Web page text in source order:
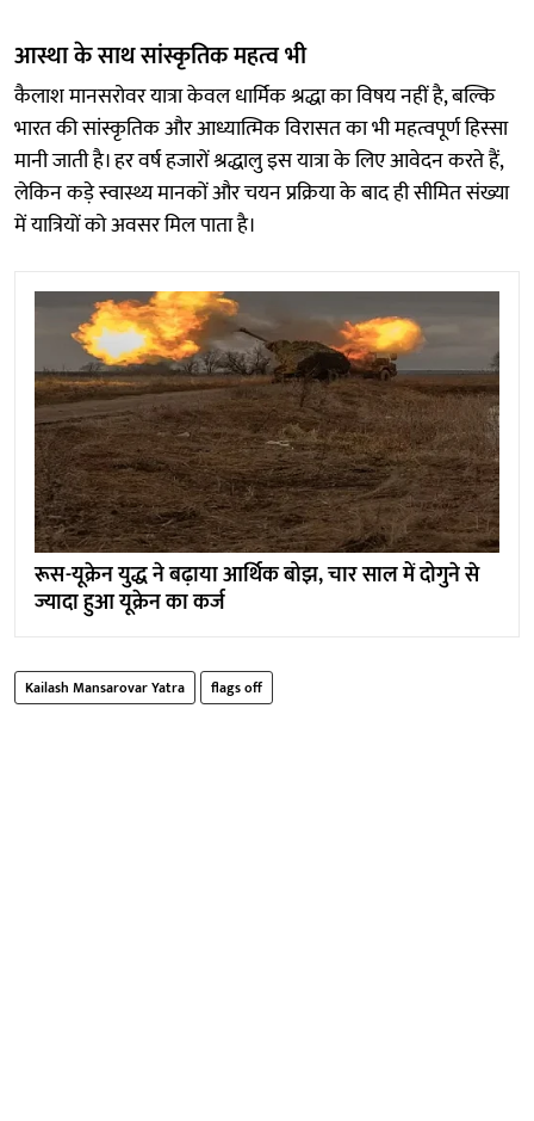
आस्था के साथ सांस्कृतिक महत्व भी
कैलाश मानसरोवर यात्रा केवल धार्मिक श्रद्धा का विषय नहीं है, बल्कि
भारत की सांस्कृतिक और आध्यात्मिक विरासत का भी महत्वपूर्ण हिस्सा
मानी जाती है। हर वर्ष हजारों श्रद्धालु इस यात्रा के लिए आवेदन करते हैं,
लेकिन कड़े स्वास्थ्य मानकों और चयन प्रक्रिया के बाद ही सीमित संख्या
में यात्रियों को अवसर मिल पाता है।
रूस-यूक्रेन युद्ध ने बढ़ाया आर्थिक बोझ, चार साल में दोगुने से
ज्यादा हुआ यूक्रेन का कर्ज
Kailash Mansarovar Yatra flags off